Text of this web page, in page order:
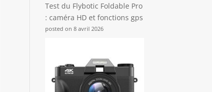
Test du Flybotic Foldable Pro
: caméra HD et fonctions gps
posted on 8 avril 2026